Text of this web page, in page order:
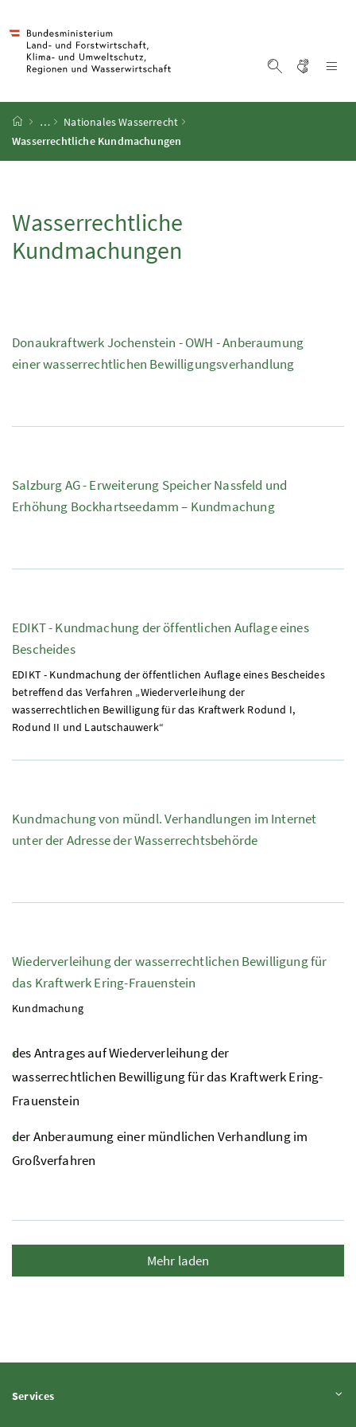
Startseite
…
Nationales Wasserrecht
Wasserrechtliche Kundmachungen
Wasserrechtliche
Kundmachungen
Donaukraftwerk Jochenstein -OWH - Anberaumung
einer wasserrechtlichen Bewilligungsverhandlung
Salzburg AG - Erweiterung Speicher Nassfeld und
Erhöhung Bockhartseedamm – Kundmachung
EDIKT - Kundmachung der öffentlichen Auflage eines
Bescheides
EDIKT - Kundmachung der öffentlichen Auflage eines Bescheides
betreffend das Verfahren „Wiederverleihung der
wasserrechtlichen Bewilligung für das Kraftwerk Rodund I,
Rodund II und Lautschauwerk“
Kundmachung von mündl.Verhandlungen im Internet
unter der Adresse der Wasserrechtsbehörde
Wiederverleihung der wasserrechtlichen Bewilligung für
das Kraftwerk Ering-Frauenstein
Kundmachung
des Antrages auf Wiederverleihung der
wasserrechtlichen Bewilligung für das Kraftwerk Ering-
Frauenstein
der Anberaumung einer mündlichen Verhandlung im
Großverfahren
Mehr laden
ServicesInhalt aufklappen